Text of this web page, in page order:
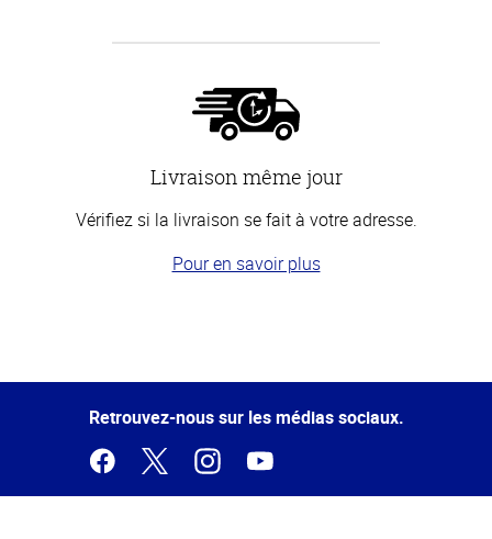
Livraison même jour
Vérifiez si la livraison se fait à votre adresse.
Pour en savoir plus
de la
Retrouvez-nous sur les médias sociaux.